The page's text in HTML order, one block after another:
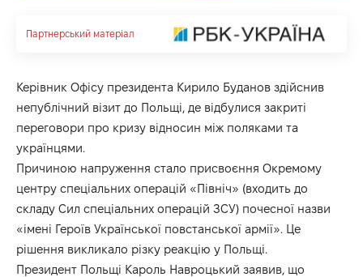
Партнерський матеріал
Керівник Офісу президента Кирило Буданов здійснив
непублічний візит до Польщі, де відбулися закриті
переговори про кризу відносин між поляками та
українцями.
Причиною напруження стало присвоєння Окремому
центру спеціальних операцій «Північ» (входить до
складу Сил спеціальних операцій ЗСУ) почесної назви
«імені Героїв Української повстанської армії». Це
рішення викликало різку реакцію у Польщі.
Президент Польщі Кароль Навроцький заявив, що